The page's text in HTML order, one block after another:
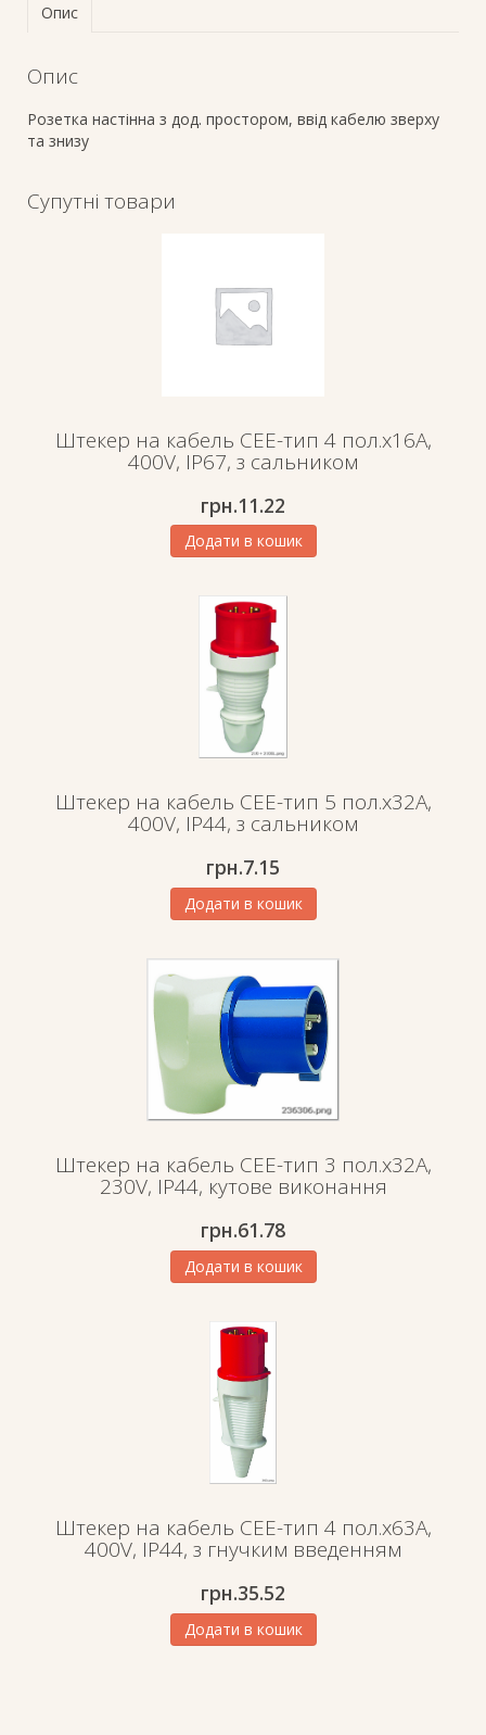
Опис
Опис
Розетка настінна з дод. простором, ввід кабелю зверху
та знизу
Супутні товари
Штекер на кабель СЕЕ-тип 4 пол.х16А,
400V, IP67, з сальником
грн.11.22
Додати в кошик
Штекер на кабель СЕЕ-тип 5 пол.х32А,
400V, IP44, з сальником
грн.7.15
Додати в кошик
Штекер на кабель СЕЕ-тип 3 пол.х32А,
230V, IP44, кутове виконання
грн.61.78
Додати в кошик
Штекер на кабель СЕЕ-тип 4 пол.х63А,
400V, IP44, з гнучким введенням
грн.35.52
Додати в кошик